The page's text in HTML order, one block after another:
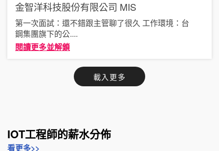
金智洋科技股份有限公司 MIS
第一次面試：還不錯跟主管聊了很久 工作環境：台
鋼集團旗下的公....
閱讀更多並解鎖
載入更多
IOT工程師的薪水分佈
看更多>>